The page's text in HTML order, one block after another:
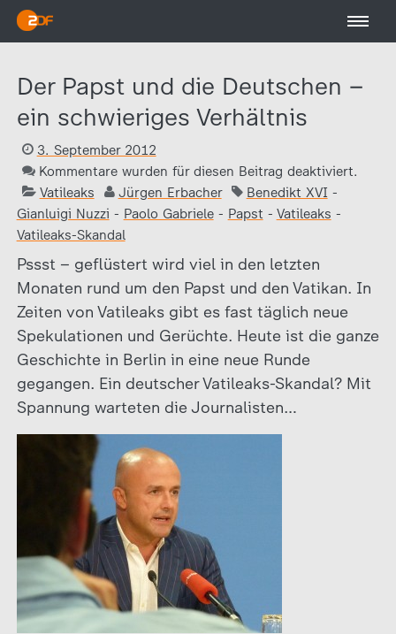
Der Papst und die Deutschen –
ein schwieriges Verhältnis
3. September 2012
Kommentare wurden für diesen Beitrag deaktiviert.
Vatileaks
Jürgen Erbacher Benedikt XVI -
Gianluigi Nuzzi - Paolo Gabriele- Papst - Vatileaks -
Vatileaks-Skandal
Pssst – geflüstert wird viel in den letzten
Monaten rund um den Papst und den Vatikan. In
Zeiten von Vatileaks gibt es fast täglich neue
Spekulationen und Gerüchte. Heute ist die ganze
Geschichte in Berlin in eine neue Runde
gegangen. Ein deutscher Vatileaks-Skandal? Mit
Spannung warteten die Journalisten…